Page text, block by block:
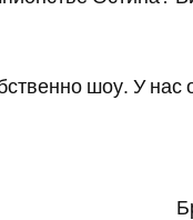
шоу. У нас